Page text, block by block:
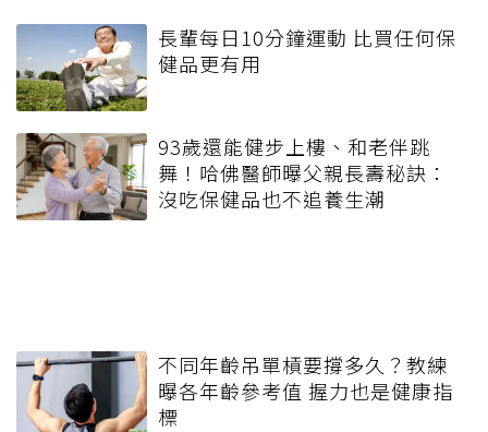
長輩每日10分鐘運動 比買任何保
健品更有用
93歲還能健步上樓、和老伴跳
舞！哈佛醫師曝父親長壽秘訣：
沒吃保健品也不追養生潮
不同年齡吊單槓要撐多久？教練
曝各年齡參考值 握力也是健康指
標